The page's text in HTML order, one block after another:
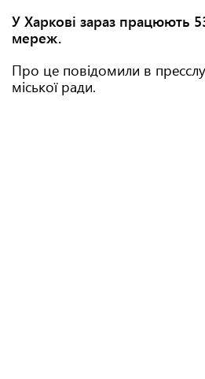
У Харкові зараз працюють
мереж.
Про це повідомили в
міської ради.